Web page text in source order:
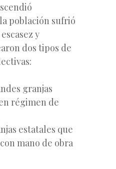
población sufrió
y
dos tipos de
granjas
régimen de
estatales que
mano de obra